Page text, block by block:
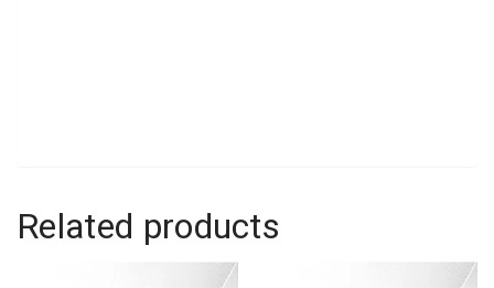
Related products